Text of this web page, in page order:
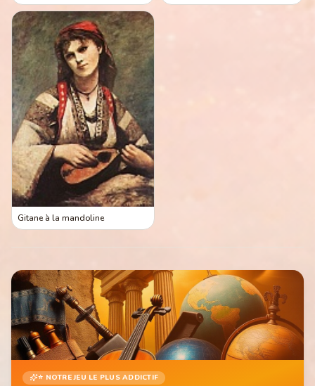
Gitane à la mandoline
⭐ NOTRE JEU LE PLUS ADDICTIF